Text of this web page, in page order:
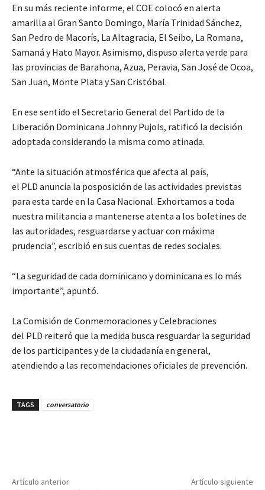
En su más reciente informe, el COE colocó en alerta
amarilla al Gran Santo Domingo, María Trinidad Sánchez,
San Pedro de Macorís, La Altagracia, El Seibo, La Romana,
Samaná y Hato Mayor. Asimismo, dispuso alerta verde para
las provincias de Barahona, Azua, Peravia, San José de Ocoa,
San Juan, Monte Plata y San Cristóbal.
En ese sentido el Secretario General del Partido de la
Liberación Dominicana Johnny Pujols, ratificó la decisión
adoptada considerando la misma como atinada.
“Ante la situación atmosférica que afecta al país,
el PLD anuncia la posposición de las actividades previstas
para esta tarde en la Casa Nacional. Exhortamos a toda
nuestra militancia a mantenerse atenta a los boletines de
las autoridades, resguardarse y actuar con máxima
prudencia”, escribió en sus cuentas de redes sociales.
“La seguridad de cada dominicano y dominicana es lo más
importante”, apuntó.
La Comisión de Conmemoraciones y Celebraciones
del PLD reiteró que la medida busca resguardar la seguridad
de los participantes y de la ciudadanía en general,
atendiendo a las recomendaciones oficiales de prevención.
TAGS conversatorio
Artículo anterior Artículo siguiente